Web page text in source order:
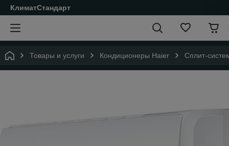
КлиматСтандарт
Товары и услуги Кондиционеры Haier Cплит-